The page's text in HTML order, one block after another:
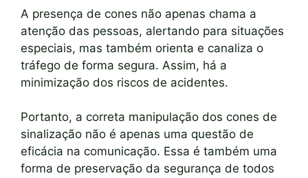
A presença de cones não apenas chama a
atenção das pessoas, alertando para situações
especiais, mas também orienta e canaliza o
tráfego de forma segura. Assim, há a
minimização dos riscos de acidentes.
Portanto, a correta manipulação dos cones de
sinalização não é apenas uma questão de
eficácia na comunicação. Essa é também uma
forma de preservação da segurança de todos